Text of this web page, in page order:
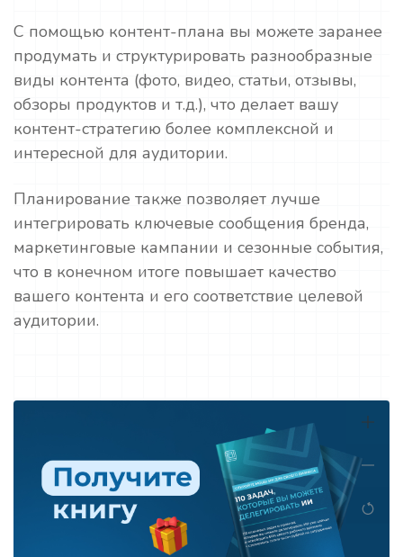
С помощью контент-плана вы можете заранее
продумать и структурировать разнообразные
виды контента (фото, видео, статьи, отзывы,
обзоры продуктов и т.д.), что делает вашу
контент-стратегию более комплексной и
интересной для аудитории.
Планирование также позволяет лучше
интегрировать ключевые сообщения бренда,
маркетинговые кампании и сезонные события,
что в конечном итоге повышает качество
вашего контента и его соответствие целевой
аудитории.